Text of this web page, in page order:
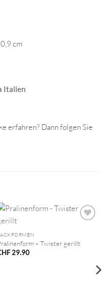
cm
Italien
erfahren? Dann folgen Sie
– Twister gerillt
29.90